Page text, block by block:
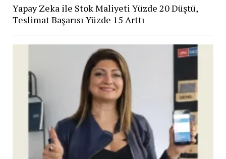
Yapay Zeka ile Stok Maliyeti Yüzde 20 Düştü,
Teslimat Başarısı Yüzde 15 Arttı